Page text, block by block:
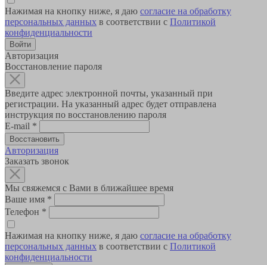
Нажимая на кнопку ниже, я даю согласие на обработку
персональных данных в соответствии с Политикой
конфиденциальности
Авторизация
Восстановление пароля
Введите адрес электронной почты, указанный при
регистрации. На указанный адрес будет отправлена
инструкция по восстановлению пароля
E-mail *
Авторизация
Заказать звонок
Мы свяжемся с Вами в ближайшее время
Ваше имя *
Телефон *
Нажимая на кнопку ниже, я даю согласие на обработку
персональных данных в соответствии с Политикой
конфиденциальности